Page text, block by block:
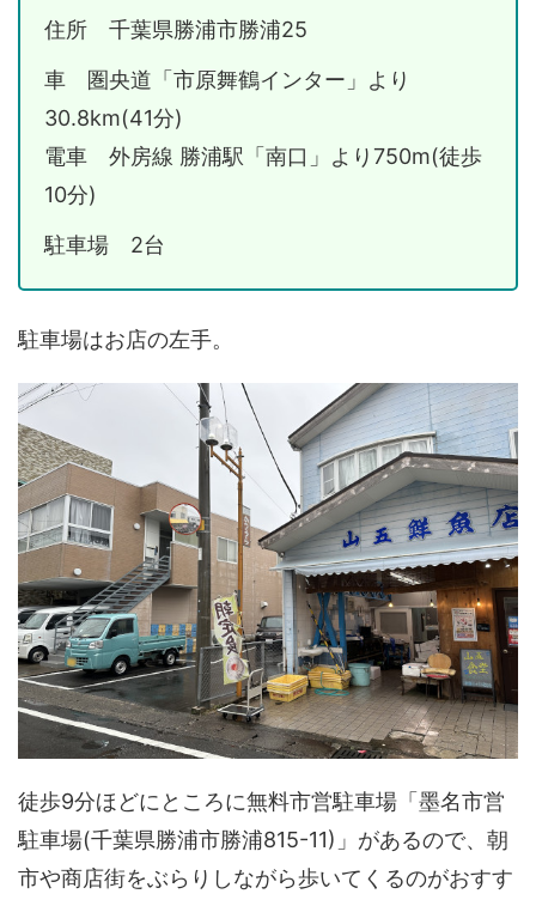
住所 千葉県勝浦市勝浦25
車 圏央道「市原舞鶴インター」より
30.8km(41分)
電車 外房線 勝浦駅「南口」より750m(徒歩
10分)
駐車場 2台
駐車場はお店の左手。
徒歩9分ほどにところに無料市営駐車場「墨名市営
駐車場(千葉県勝浦市勝浦815-11)」があるので、朝
市や商店街をぶらりしながら歩いてくるのがおすす